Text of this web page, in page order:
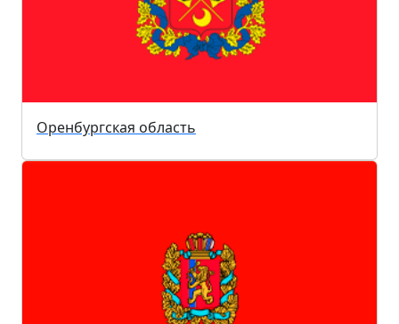
Оренбургская область